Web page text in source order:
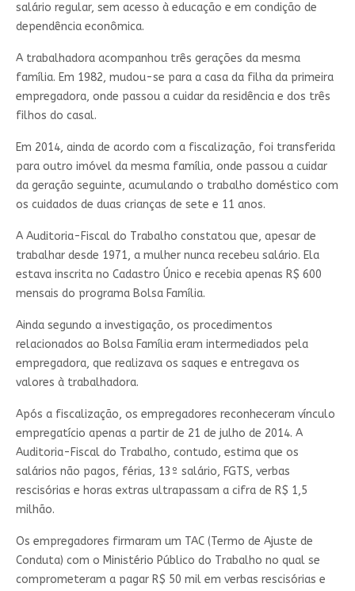
salário regular, sem acesso à educação e em condição de
dependência econômica.
A trabalhadora acompanhou três gerações da mesma
família. Em 1982, mudou-se para a casa da filha da primeira
empregadora, onde passou a cuidar da residência e dos três
filhos do casal.
Em 2014, ainda de acordo com a fiscalização, foi transferida
para outro imóvel da mesma família, onde passou a cuidar
da geração seguinte, acumulando o trabalho doméstico com
os cuidados de duas crianças de sete e 11 anos.
A Auditoria-Fiscal do Trabalho constatou que, apesar de
trabalhar desde 1971, a mulher nunca recebeu salário. Ela
estava inscrita no Cadastro Único e recebia apenas R$ 600
mensais do programa Bolsa Família.
Ainda segundo a investigação, os procedimentos
relacionados ao Bolsa Família eram intermediados pela
empregadora, que realizava os saques e entregava os
valores à trabalhadora.
Após a fiscalização, os empregadores reconheceram vínculo
empregatício apenas a partir de 21 de julho de 2014. A
Auditoria-Fiscal do Trabalho, contudo, estima que os
salários não pagos, férias, 13º salário, FGTS, verbas
rescisórias e horas extras ultrapassam a cifra de R$ 1,5
milhão.
Os empregadores firmaram um TAC (Termo de Ajuste de
Conduta) com o Ministério Público do Trabalho no qual se
comprometeram a pagar R$ 50 mil em verbas rescisórias e